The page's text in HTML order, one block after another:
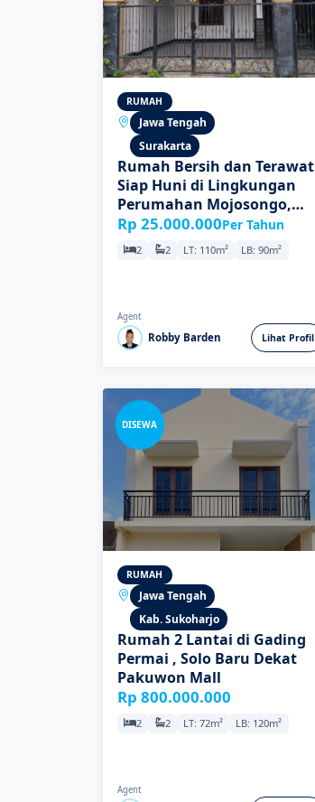
RUMAH
Jawa Tengah
Surakarta
Rumah Bersih dan Terawat
Siap Huni di Lingkungan
Perumahan Mojosongo,
Solo
Rp 25.000.000Per Tahun
2 2 LT: 110m² LB: 90m²
Agent
Robby Barden Lihat Profil
DISEWA
RUMAH
Jawa Tengah
Kab. Sukoharjo
Rumah 2 Lantai di Gading
Permai , Solo Baru Dekat
Pakuwon Mall
Rp 800.000.000
2 2 LT: 72m² LB: 120m²
Agent